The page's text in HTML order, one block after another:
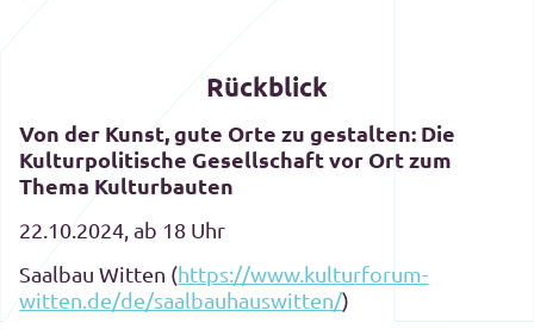
Rückblick
Von der Kunst, gute Orte zu gestalten: Die
Kulturpolitische Gesellschaft vor Ort zum
Thema Kulturbauten
22.10.2024, ab 18 Uhr
Saalbau Witten (https://www.kulturforum-
witten.de/de/saalbauhauswitten/)